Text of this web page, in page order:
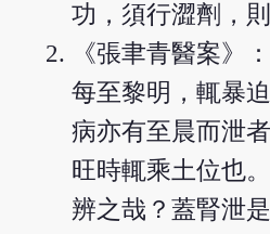
功，須行澀劑，
《張聿青醫案》
每至黎明，輒暴
病亦有至晨而泄
旺時輒乘土位也
辨之哉？蓋腎泄